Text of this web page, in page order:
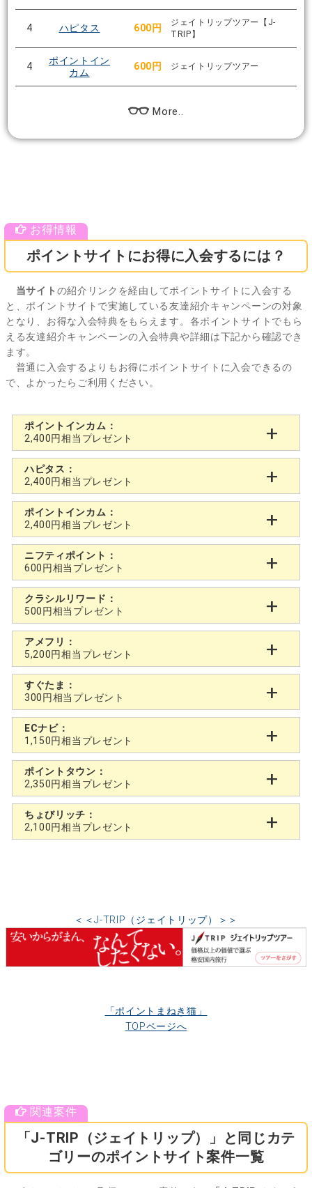
4 ハピタス 600円
ジェイトリップツアー【J-
TRIP】
4
ポイントイン
カム
600円 ジェイトリップツアー
More..
ポイントサイトにお得に入会するには？
当サイト の紹介リンクを経由してポイントサイトに入会する
と、ポイントサイトで実施している友達紹介キャンペーンの対象
となり、お得な入会特典をもらえます。各ポイントサイトでもら
える友達紹介キャンペーンの入会特典や詳細は下記から確認でき
ます。
普通に入会するよりもお得にポイントサイトに入会できるの
で、よかったらご利用ください。
ポイントインカム：
2,400円相当プレゼント
ハピタス：
2,400円相当プレゼント
ポイントインカム：
2,400円相当プレゼント
ニフティポイント：
600円相当プレゼント
クラシルリワード：
500円相当プレゼント
アメフリ：
5,200円相当プレゼント
すぐたま：
300円相当プレゼント
ECナビ：
1,150円相当プレゼント
ポイントタウン：
2,350円相当プレゼント
ちょびリッチ：
2,100円相当プレゼント
＜＜J-TRIP（ジェイトリップ）＞＞
「ポイントまねき猫」
TOPページへ
「J-TRIP（ジェイトリップ）」と同じカテ
ゴリーのポイントサイト案件一覧